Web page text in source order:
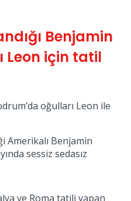
Benjamin
Leon için tatil
oğulları Leon ile
Amerikalı Benjamin
sessiz sedasız
ve Roma tatili yapan